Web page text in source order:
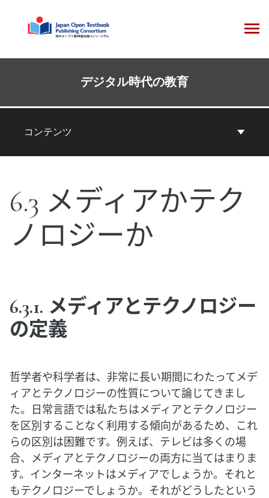
キ
コンテンツ
デジタル時代の教育
6.3 メディアかテク
ノロジーか
6.3.1. メディアとテクノロジー
の定義
哲学者や科学者は、非常に長い期間にわたってメデ
ィアとテクノロジーの性質について論じてきまし
た。日常言語では私たちはメディアとテクノロジー
を区別することなく利用する傾向があるため、これ
らの区別は困難です。例えば、テレビは多くの場
合、メディアとテクノロジーの両方に当てはまりま
す。インターネットはメディアでしょうか。それと
もテクノロジーでしょうか。それがどうしたという